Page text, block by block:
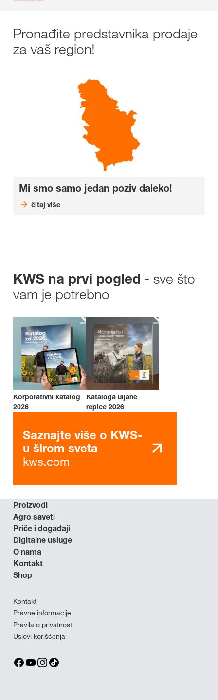
Pronađite predstavnika prodaje
za vaš region!
Mi smo samo jedan poziv daleko!
čitaj više
KWS na prvi pogled - sve što
vam je potrebno
Korporativni katalog
2026
Kataloga uljane
repice 2026
Saznajte više o KWS-
u širom sveta
kws.com
Proizvodi
Agro saveti
Priče i događaji
Digitalne usluge
O nama
Kontakt
Shop
Kontakt
Pravne informacije
Pravila o privatnosti
Uslovi korišćenja